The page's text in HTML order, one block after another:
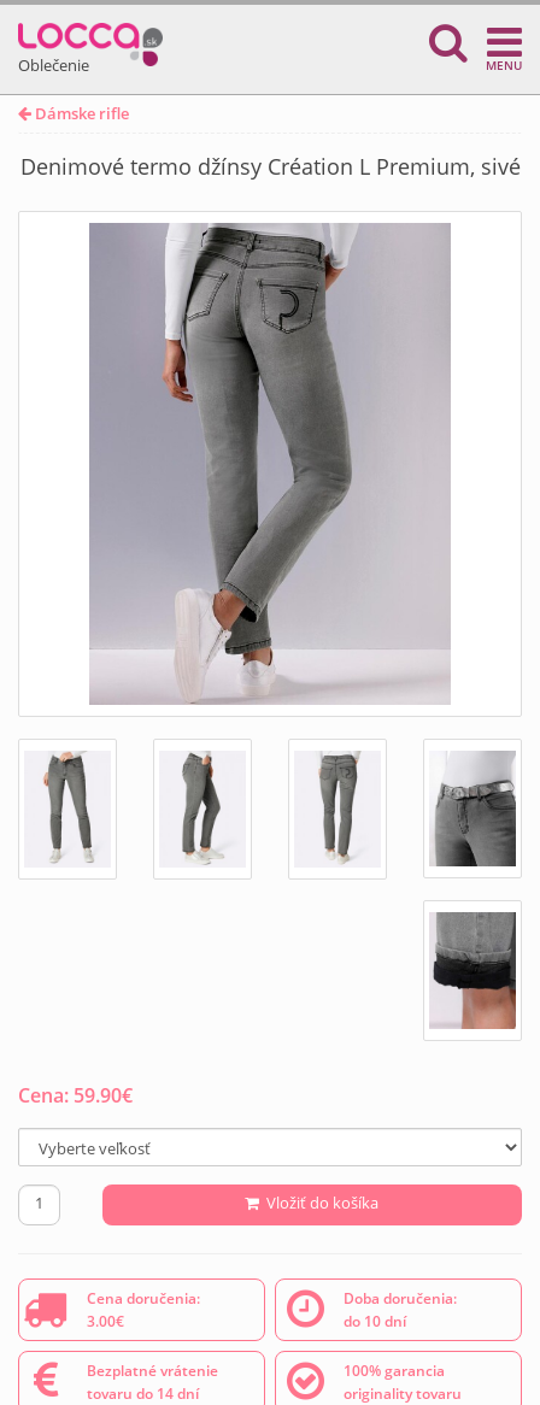
Oblečenie MENU
Dámske rifle
Denimové termo džínsy Création L Premium, sivé
Cena: 59.90€
Vložiť do košíka
Cena doručenia:
3.00€
Doba doručenia:
do 10 dní
Bezplatné vrátenie
tovaru do 14 dní
100% garancia
originality tovaru